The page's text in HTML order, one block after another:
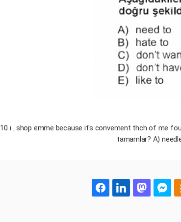
10 ı . shop emme because ıt's convement thch of me
tamamlar? A)